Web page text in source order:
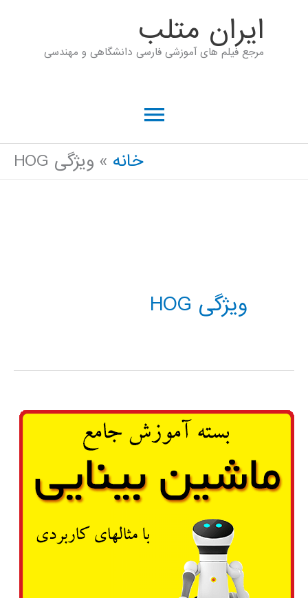
ايران متلب
مرجع فیلم های آموزشی فارسی دانشگاهی و مهندسی
فهرست
اصلی
خانه ویژگی HOG
ویژگی HOG